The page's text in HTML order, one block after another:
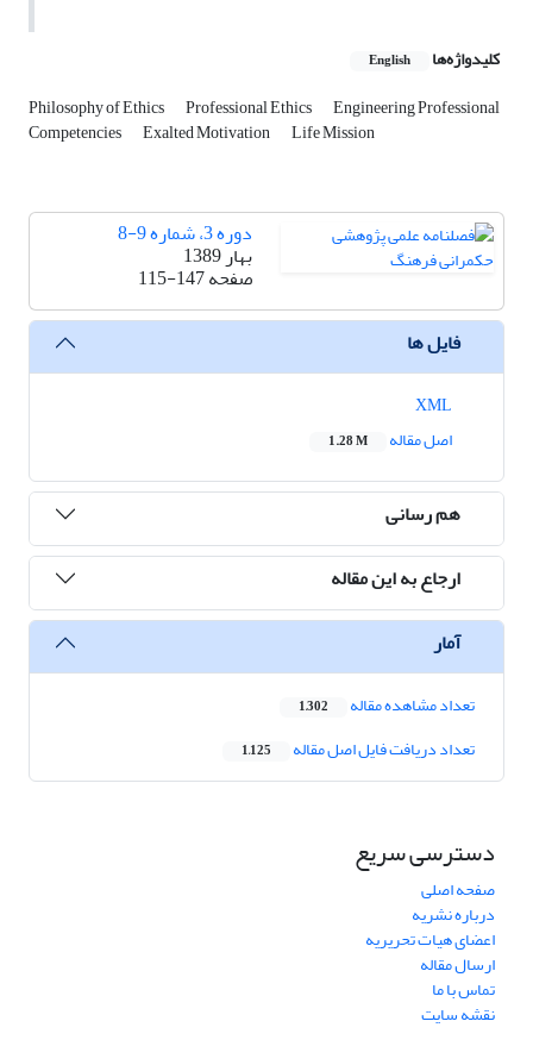
کلیدواژه‌ها English
Philosophy of Ethics Professional Ethics Engineering Professional
Competencies Exalted Motivation Life Mission
دوره 3، شماره 9-8
بهار 1389
صفحه115-147
فایل ها
اصل مقاله
1.28 M
هم رسانی
ارجاع به این مقاله
آمار
تعداد مشاهده مقاله 1,302
تعداد دریافت فایل اصل مقاله 1,125
دسترسی سریع
صفحه اصلی
درباره نشریه
اعضای هیات تحریریه
ارسال مقاله
تماس با ما
نقشه سایت